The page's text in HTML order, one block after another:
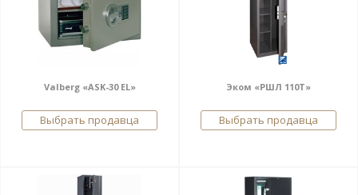
Valberg «ASK-30 EL»
Выбрать продавца
Эком «РШЛ 110Т»
Выбрать продавца